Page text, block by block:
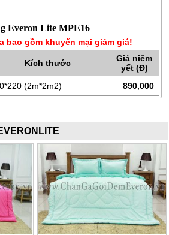
Everon Lite MPE16
bao gồm khuyến mại giảm giá!
Kích thước
Giá niêm
yết (Đ)
(2m*2m2) 890,000